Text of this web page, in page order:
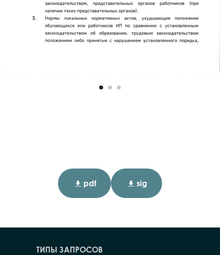
pdf sig
ТИПЫ ЗАПРОСОВ